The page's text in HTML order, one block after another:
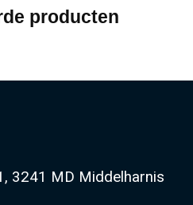
producten
3241 MD Middelharnis